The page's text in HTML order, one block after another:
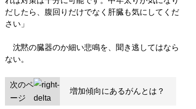
だしたら、腹回りだけでなく肝臓も気にしてくだ
さい」
沈黙の臓器のか細い悲鳴を、聞き逃してはなら
ない。
次のペ
ージ
増加傾向にあるがんとは？